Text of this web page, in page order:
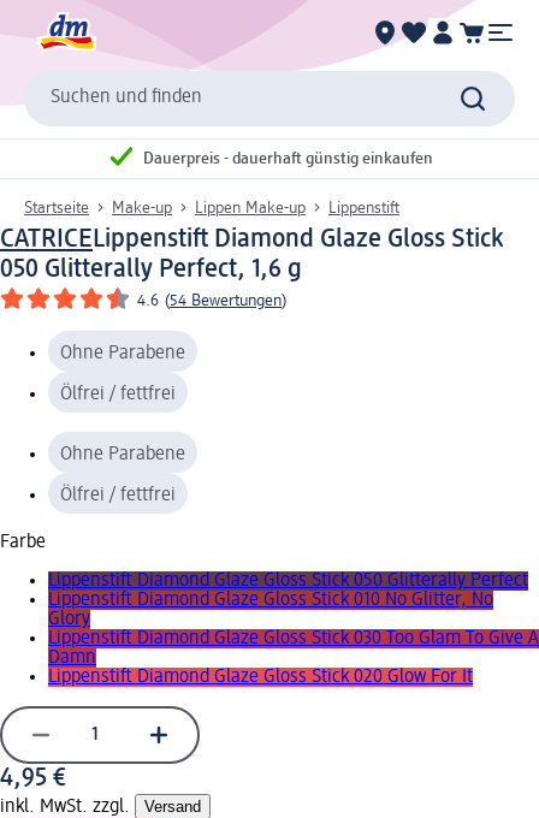
Suchen und finden
Dauerpreis - dauerhaft günstig einkaufen
Startseite Make-up Lippen Make-up Lippenstift
CATRICELippenstift Diamond Glaze Gloss Stick
050 Glitterally Perfect, 1,6 g
4.6 (54 Bewertungen)
Ohne Parabene
Ölfrei / fettfrei
Ohne Parabene
Ölfrei / fettfrei
Farbe
Lippenstift Diamond Glaze Gloss Stick 050 Glitterally Perfect
Lippenstift Diamond Glaze Gloss Stick 010 No Glitter, No
Glory
Lippenstift Diamond Glaze Gloss Stick 030 Too Glam To Give A
Damn
Lippenstift Diamond Glaze Gloss Stick 020 Glow For It
4,95 €
inkl. MwSt. zzgl. Versand